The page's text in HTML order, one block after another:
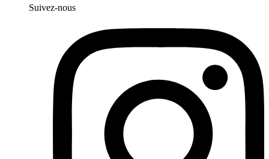
Suivez-nous